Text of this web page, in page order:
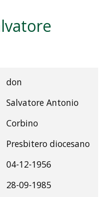
don
Salvatore Antonio
Corbino
Presbitero diocesano
04-12-1956
28-09-1985